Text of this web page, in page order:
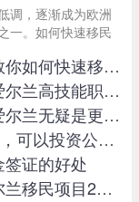
调，逐渐成为欧洲
一。如何快速移民
问，雇主担保是最
实工作，真实纳
▪ 爱尔兰雇主担保移民了解一下，教你如何快速移民爱尔兰
▪ 爱尔兰技术移民条件详解，最新爱尔兰高技能职业列表
▪ 高净值人士适合移民哪个国家，爱尔兰无疑是更好的选择
▪ 爱尔兰移民100万欧元项目有哪些，可以投资公租房和养老院吗
签证的好处
▪ 爱尔兰移民申请条件及政策，爱尔兰移民项目2022最新汇总